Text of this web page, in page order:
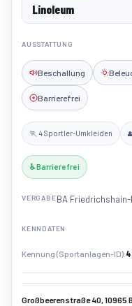
Linoleum
AUSSTATTUNG
Beschallung
Barrierefrei
🏃 4 Sportler-Umkleiden
♿ Barrierefrei
VERGABEBA
KENNDATEN
Kennung (Sportanlagen-ID)
Großbeerenstraße 40, 10965